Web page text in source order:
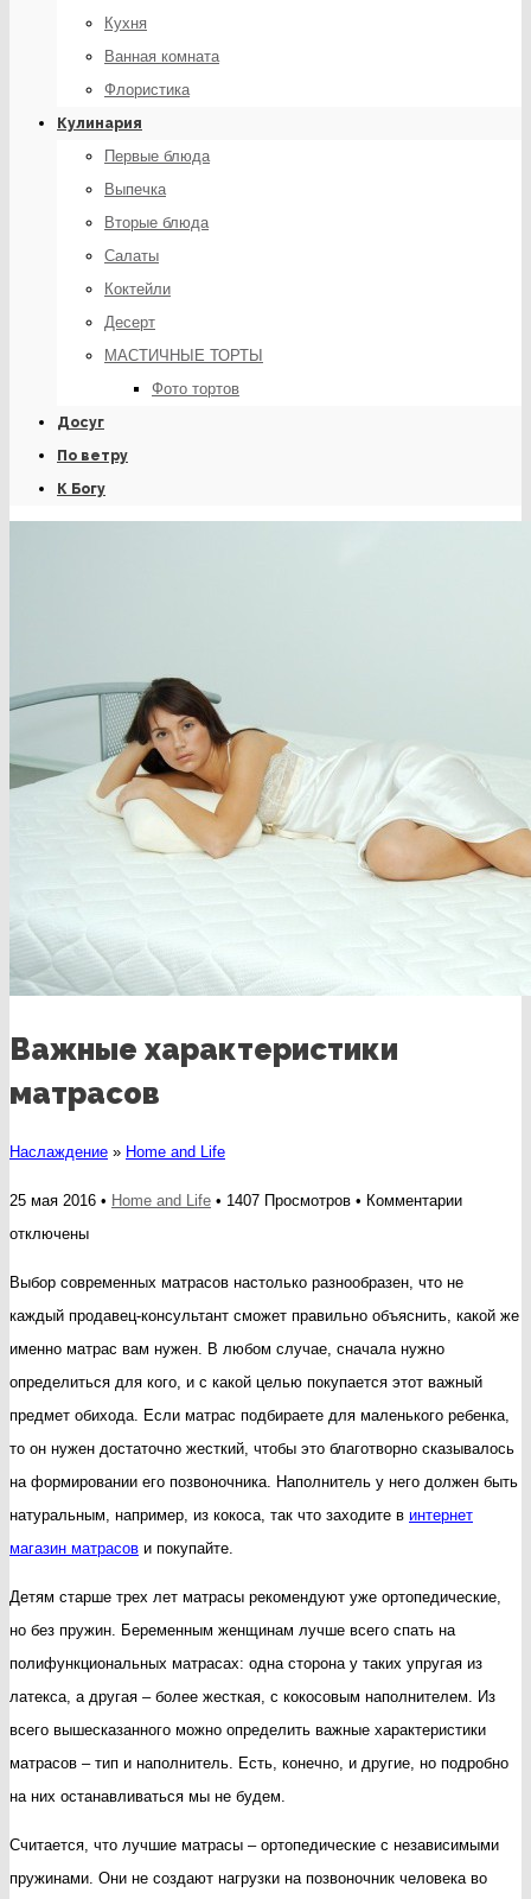
Кухня
Ванная комната
Флористика
Кулинария
Первые блюда
Выпечка
Вторые блюда
Салаты
Коктейли
Десерт
МАСТИЧНЫЕ ТОРТЫ
Фото тортов
Досуг
По ветру
К Богу
Важные характеристики
матрасов
Наслаждение » Home and Life
25 мая 2016 • Home and Life • 1407 Просмотров • Комментариик
отключены
Выбор современных матрасов настолько разнообразен, что не
каждый продавец-консультант сможет правильно объяснить, какой же
именно матрас вам нужен. В любом случае, сначала нужно
определиться для кого, и с какой целью покупается этот важный
предмет обихода. Если матрас подбираете для маленького ребенка,
то он нужен достаточно жесткий, чтобы это благотворно сказывалось
на формировании его позвоночника. Наполнитель у него должен быть
натуральным, например, из кокоса, так что заходите в интернет
магазин матрасов и покупайте.
Детям старше трех лет матрасы рекомендуют уже ортопедические,
но без пружин. Беременным женщинам лучше всего спать на
полифункциональных матрасах: одна сторона у таких упругая из
латекса, а другая – более жесткая, с кокосовым наполнителем. Из
всего вышесказанного можно определить важные характеристики
матрасов – тип и наполнитель. Есть, конечно, и другие, но подробно
на них останавливаться мы не будем.
Считается, что лучшие матрасы – ортопедические с независимыми
пружинами. Они не создают нагрузки на позвоночник человека во